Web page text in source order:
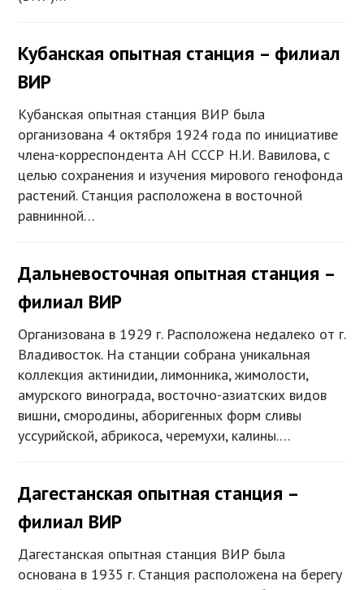
Кубанская опытная станция – филиал
ВИР
Кубанская опытная станция ВИР была
организована 4 октября 1924 года по инициативе
члена-корреспондента АН СССР Н.И. Вавилова, с
целью сохранения и изучения мирового генофонда
растений. Станция расположена в восточной
равнинной…
Дальневосточная опытная станция –
филиал ВИР
Организована в 1929 г. Расположена недалеко от г.
Владивосток. На станции собрана уникальная
коллекция актинидии, лимонника, жимолости,
амурского винограда, восточно-азиатских видов
вишни, смородины, аборигенных форм сливы
уссурийской, абрикоса, черемухи, калины.…
Дагестанская опытная станция –
филиал ВИР
Дагестанская опытная станция ВИР была
основана в 1935 г. Станция расположена на берегу